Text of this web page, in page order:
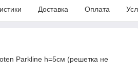
Доставка Оплата
Parkline h=5см (решетка не